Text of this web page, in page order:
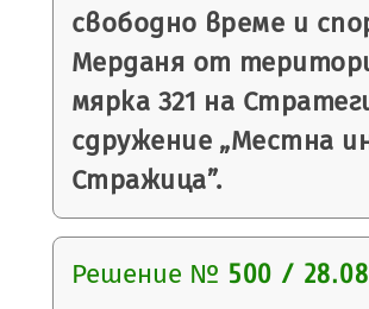
свободно време и
Мерданя от
мярка 321 на
сдружение „Местна
Стражица”.
Решение № 500 /